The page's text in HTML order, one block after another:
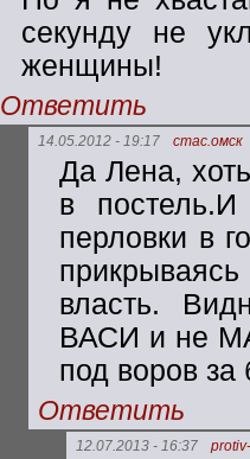
секунду не
женщины!
Ответить
14.05.2012 - 19:17 стас.омск
Да Лена,
в
перловки в
власть.
ВАСИ и не
под воров
Ответить
12.07.2013 - 16:37